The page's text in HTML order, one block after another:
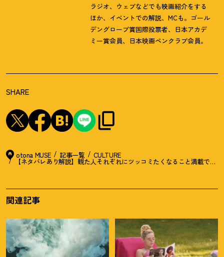
ラジオ、ウェブなどでも映画紹介をする
ほか、イベントでの解説、MCも。ゴール
デングローブ賞国際投票者、日本アカデ
ミー賞会員、日本映画ペンクラブ会員。
SHARE
otona MUSE 記事一覧 CULTURE
【ネタバレあり解説】観た人それぞれにツッコミたくなること満載で最
関連記事